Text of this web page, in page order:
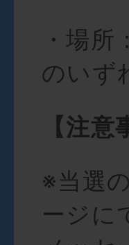
・場
のいず
【注意
※当選
ージに